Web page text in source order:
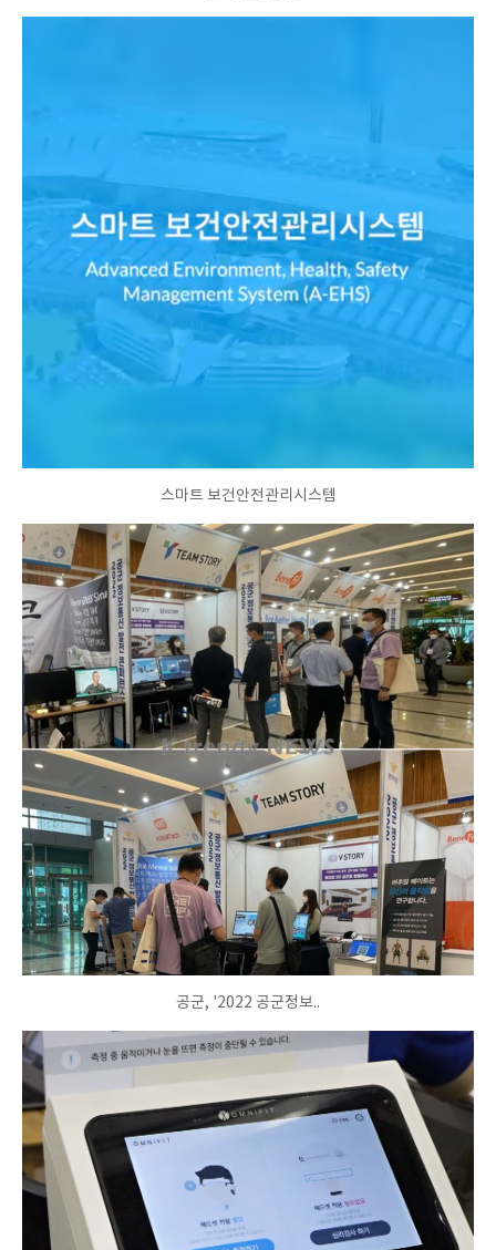
스마트 보건안전관리시스템
공군, '2022 공군정보..